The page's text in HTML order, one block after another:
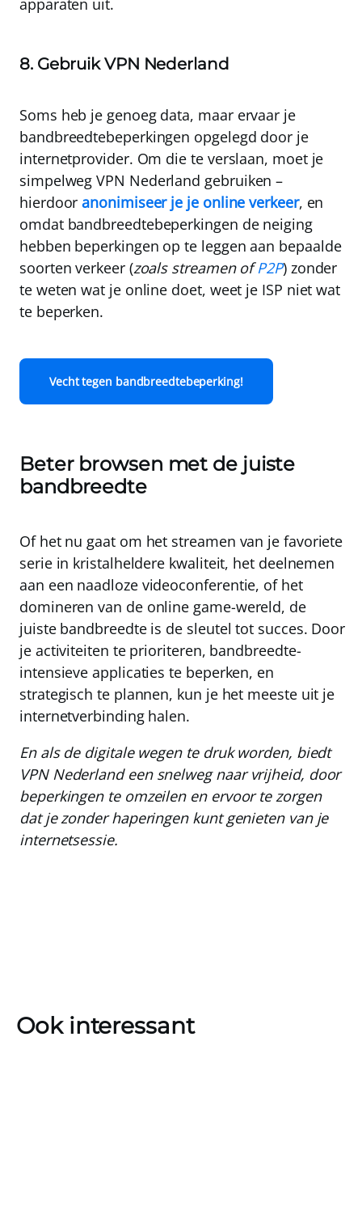
apparaten uit.
8. Gebruik VPN Nederland
Soms heb je genoeg data, maar ervaar je
bandbreedtebeperkingen opgelegd door je
internetprovider. Om die te verslaan, moet je
simpelwegVPN Nederland gebruiken –
hierdooranonimiseer je je online verkeer, en
omdat bandbreedtebeperkingen de neiging
hebben beperkingen op te leggen aan bepaalde
soorten verkeer (zoals streamen ofP2P) zonder
te weten wat je online doet, weet je ISP niet wat
te beperken.
Vecht tegen bandbreedtebeperking!
Beter browsen met de juiste
bandbreedte
Of het nu gaat om het streamen van je favoriete
serie in kristalheldere kwaliteit, het deelnemen
aan een naadloze videoconferentie, of het
domineren van de online game-wereld, de
juiste bandbreedte is de sleutel tot succes. Door
je activiteiten te prioriteren, bandbreedte-
intensieve applicaties te beperken, en
strategisch te plannen, kun je het meeste uit je
internetverbinding halen.
En als de digitale wegen te druk worden, biedt
VPN Nederland een snelweg naar vrijheid, door
beperkingen te omzeilen en ervoor te zorgen
dat je zonder haperingen kunt genieten van je
internetsessie.
Ook interessant